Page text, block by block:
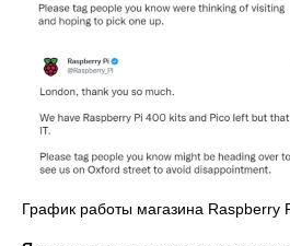
График работы магазина Raspberry